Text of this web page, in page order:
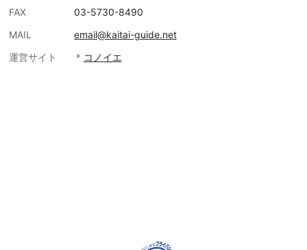
FAX
03-5730-8490
MAIL
email@kaitai-guide.net
運営サイト
コノイエ